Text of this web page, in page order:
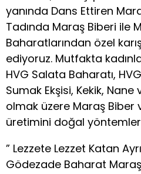
yanında Dans Ettiren
Tadında Maraş Biberi ile
Baharatlarından özel
ediyoruz. Mutfakta
HVG Salata Baharatı,
Sumak Ekşisi, Kekik,
olmak üzere Maraş Biber
üretimini doğal
” Lezzete Lezzet Katan
Gödezade Baharat